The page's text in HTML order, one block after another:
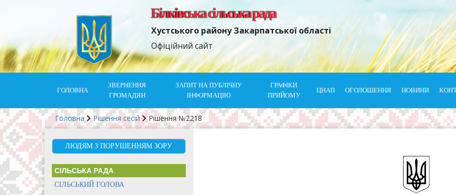
Білківська сільська рада
Хустського району Закарпатської області
Офіційний сайт
ГОЛОВНА
ЗВЕРНЕННЯ
ГРОМАДЯН
ЗАПИТ НА ПУБЛІЧНУ
ІНФОРМАЦІЮ
ГРАФІКИ
ПРИЙОМУ
ЦНАП ОГОЛОШЕННЯ НОВИНИ
Головна Рішення сесій Рішення №2218
ЛЮДЯМ З ПОРУШЕННЯМ ЗОРУ
СІЛЬСЬКА РАДА
СІЛЬСЬКИЙ ГОЛОВА